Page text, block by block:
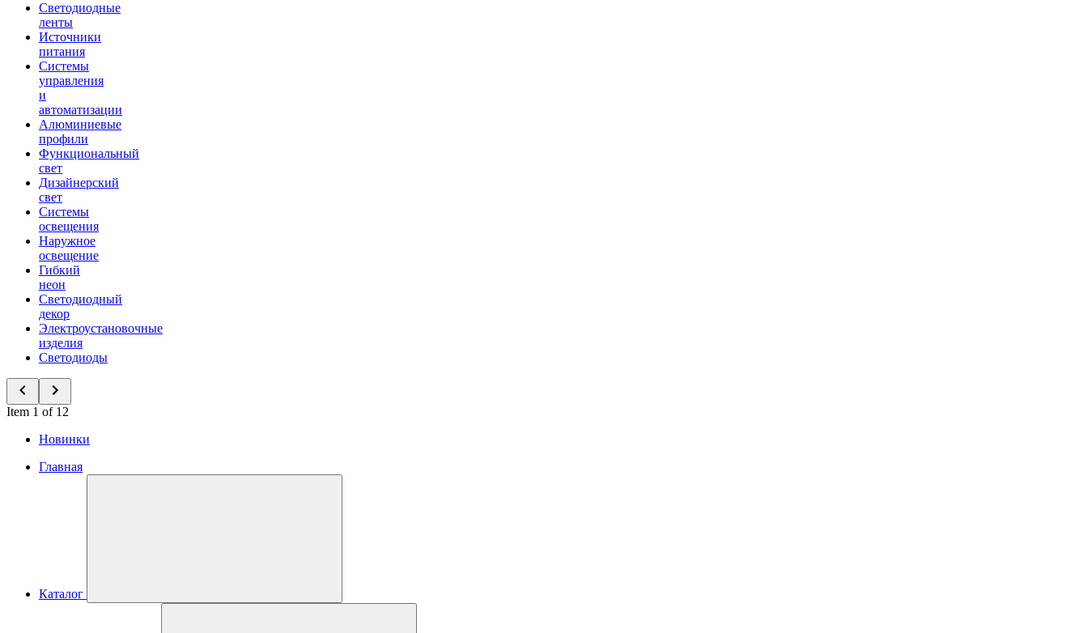
Светодиодные
ленты
Источники
питания
Системы
управления
и
автоматизации
Алюминиевые
профили
Функциональный
свет
Дизайнерский
свет
Системы
освещения
Наружное
освещение
Гибкий
неон
Светодиодный
декор
Электроустановочные
изделия
Светодиоды
Item 1 of 12
Новинки
Главная
Каталог